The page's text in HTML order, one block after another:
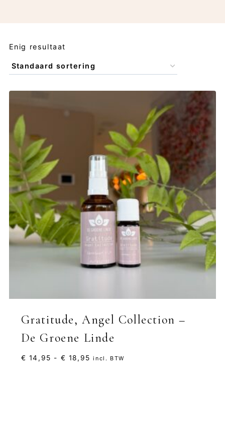
Enig resultaat
Gratitude, Angel Collection –
De Groene Linde
€ 14,95 - € 18,95 Prijsklasse:
incl. BTW